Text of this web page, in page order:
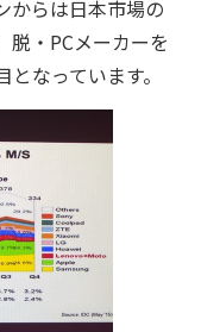
からは日本市場の
脱・PCメーカーを
なっています。